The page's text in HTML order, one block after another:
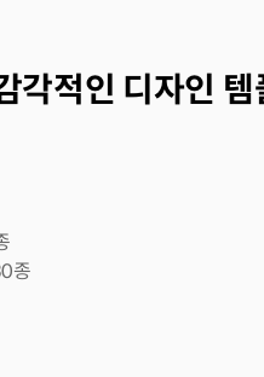
각적인 디자인 템
종